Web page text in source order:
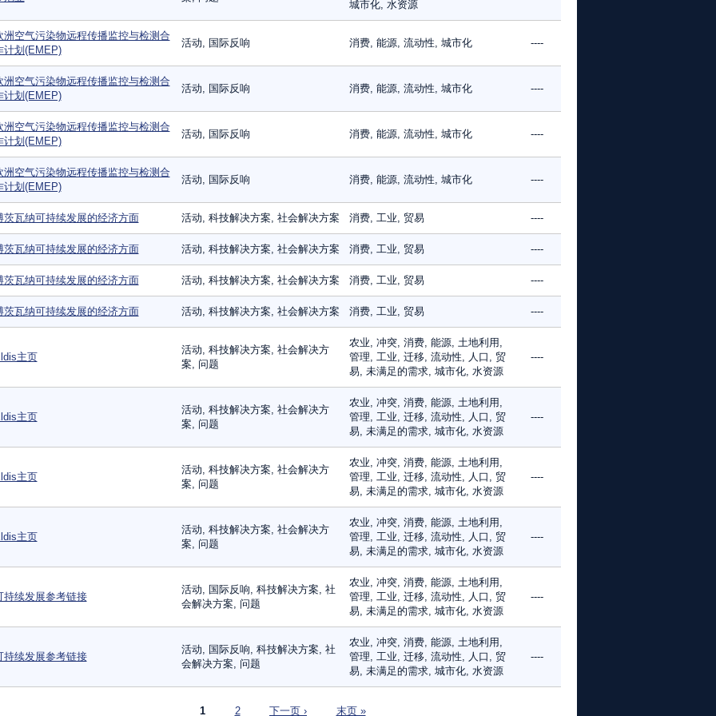
城市化, 水资源
洲空气污染物远程传播监控与检测合
计划(EMEP)
活动, 国际反响 消费, 能源, 流动性, 城市化 ----
洲空气污染物远程传播监控与检测合
计划(EMEP)
活动, 国际反响 消费, 能源, 流动性, 城市化 ----
洲空气污染物远程传播监控与检测合
计划(EMEP)
活动, 国际反响 消费, 能源, 流动性, 城市化 ----
洲空气污染物远程传播监控与检测合
计划(EMEP)
活动, 国际反响 消费, 能源, 流动性, 城市化 ----
茨瓦纳可持续发展的经济方面 活动, 科技解决方案, 社会解决方案 消费, 工业, 贸易 ----
茨瓦纳可持续发展的经济方面 活动, 科技解决方案, 社会解决方案 消费, 工业, 贸易 ----
茨瓦纳可持续发展的经济方面 活动, 科技解决方案, 社会解决方案 消费, 工业, 贸易 ----
茨瓦纳可持续发展的经济方面 活动, 科技解决方案, 社会解决方案 消费, 工业, 贸易 ----
主页
活动, 科技解决方案, 社会解决方
案, 问题
农业, 冲突, 消费, 能源, 土地利用,
管理, 工业, 迁移, 流动性, 人口, 贸
易, 未满足的需求, 城市化, 水资源
----
主页
活动, 科技解决方案, 社会解决方
案, 问题
农业, 冲突, 消费, 能源, 土地利用,
管理, 工业, 迁移, 流动性, 人口, 贸
易, 未满足的需求, 城市化, 水资源
----
主页
活动, 科技解决方案, 社会解决方
案, 问题
农业, 冲突, 消费, 能源, 土地利用,
管理, 工业, 迁移, 流动性, 人口, 贸
易, 未满足的需求, 城市化, 水资源
----
主页
活动, 科技解决方案, 社会解决方
案, 问题
农业, 冲突, 消费, 能源, 土地利用,
管理, 工业, 迁移, 流动性, 人口, 贸
易, 未满足的需求, 城市化, 水资源
----
持续发展参考链接
活动, 国际反响, 科技解决方案, 社
会解决方案, 问题
农业, 冲突, 消费, 能源, 土地利用,
管理, 工业, 迁移, 流动性, 人口, 贸
易, 未满足的需求, 城市化, 水资源
----
持续发展参考链接
活动, 国际反响, 科技解决方案, 社
会解决方案, 问题
农业, 冲突, 消费, 能源, 土地利用,
管理, 工业, 迁移, 流动性, 人口, 贸
易, 未满足的需求, 城市化, 水资源
----
1 2 下一页 › 末页 »